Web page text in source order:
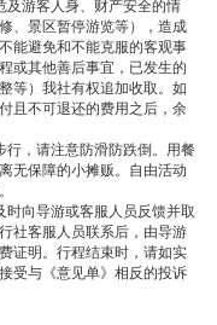
及游客人身、财产安全的情
、景区暂停游览等），造成
能避免和不能克服的客观事
或其他善后事宜，已发生的
等）我社有权追加收取。如
且不可退还的费用之后，余
行，请注意防滑防跌倒。用餐
无保障的小摊贩。自由活动
向导游或客服人员反馈并取
社客服人员联系后，由导游
证明。行程结束时，请如实
受与《意见单》相反的投诉